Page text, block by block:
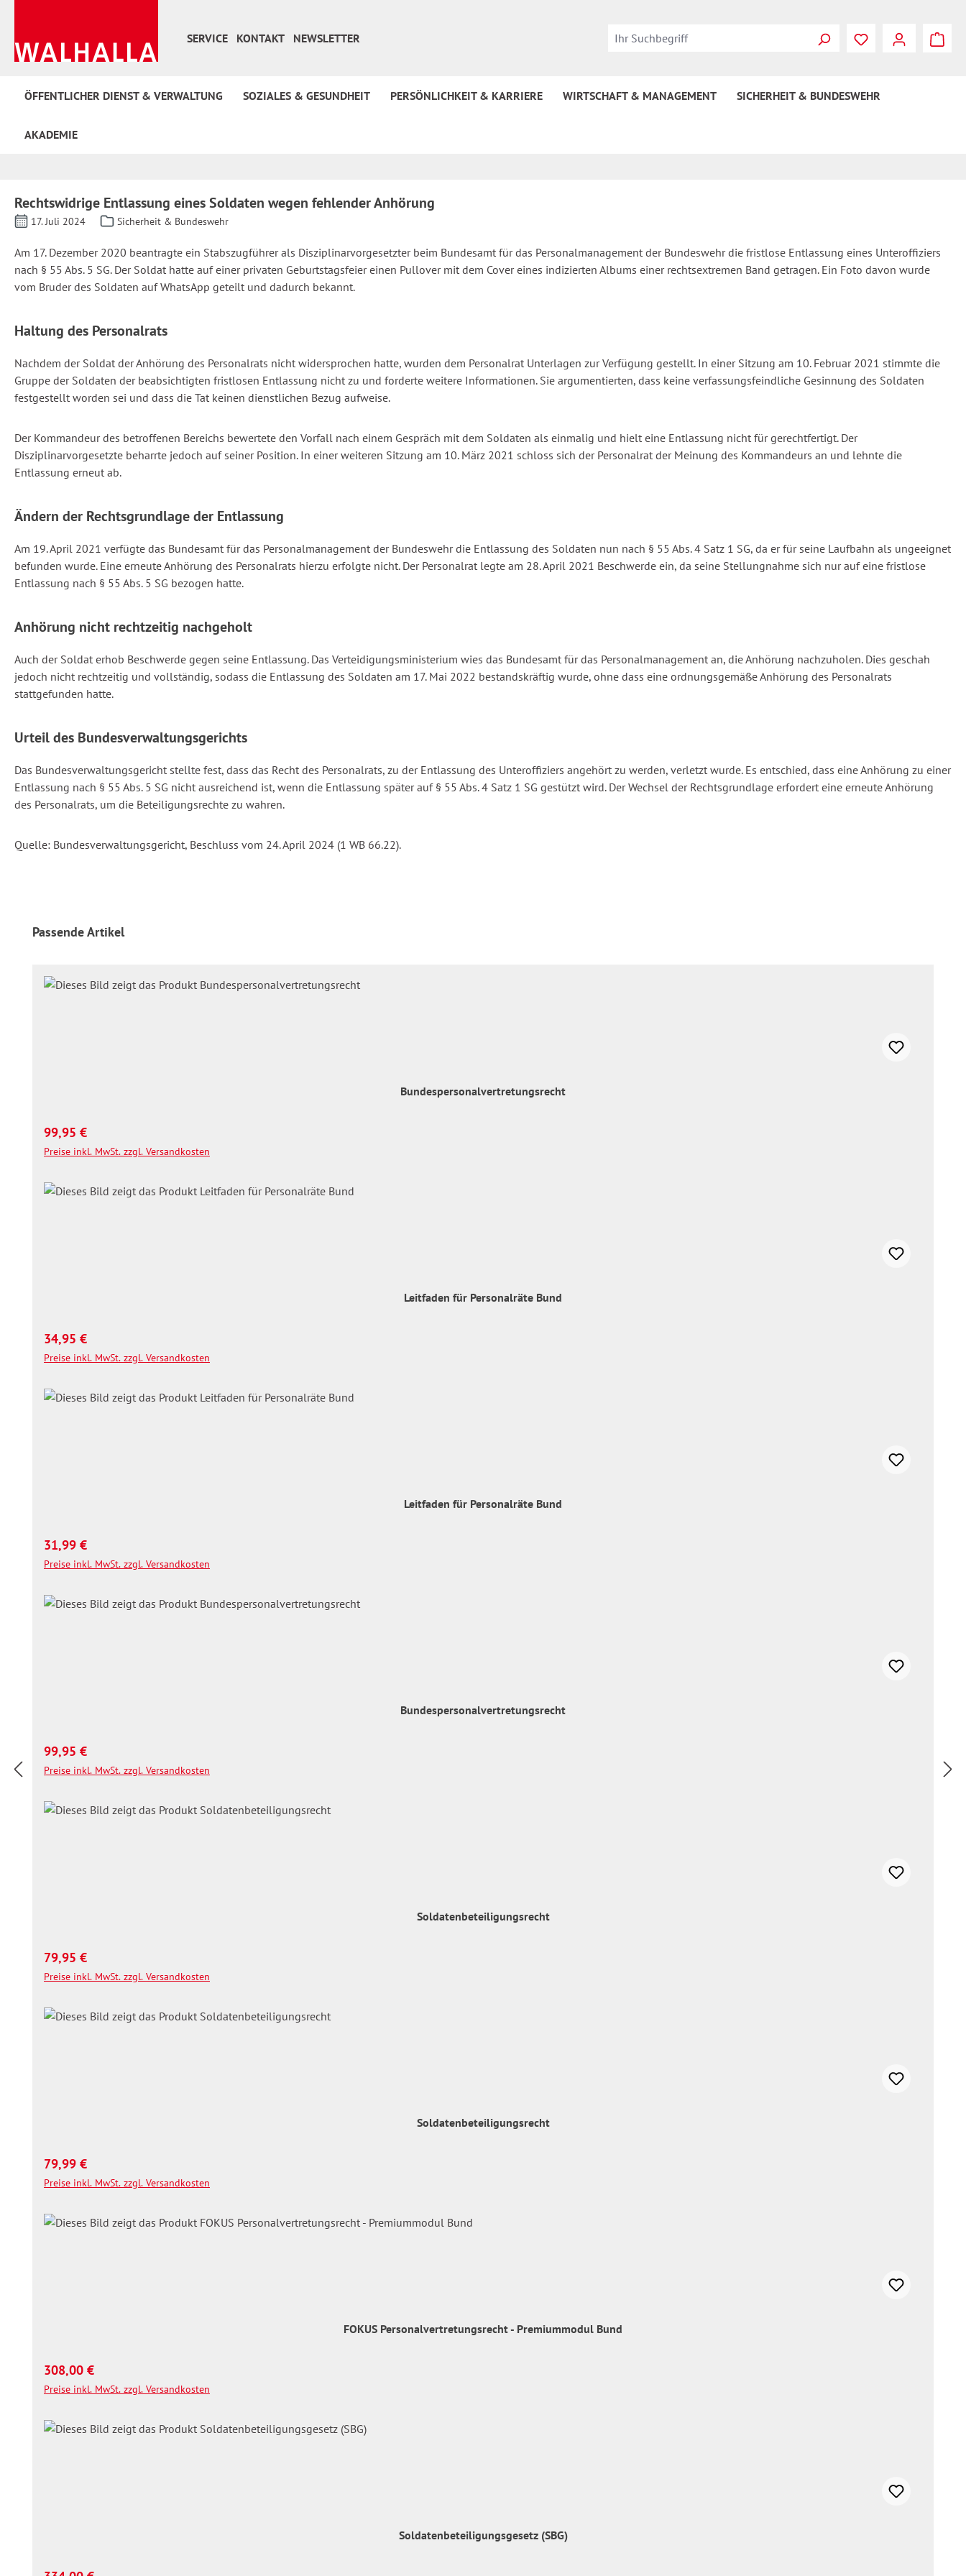
SERVICE
KONTAKT NEWSLETTER
ÖFFENTLICHER DIENST & VERWALTUNG SOZIALES & GESUNDHEIT PERSÖNLICHKEIT & KARRIERE WIRTSCHAFT & MANAGEMENT SICHERHEIT & BUNDESWEHR
AKADEMIE
Rechtswidrige Entlassung eines Soldaten wegen fehlender Anhörung
17. Juli 2024 Sicherheit & Bundeswehr
Am 17. Dezember 2020 beantragte ein Stabszugführer als Disziplinarvorgesetzter beim Bundesamt für das Personalmanagement der Bundeswehr die fristlose Entlassung eines Unteroffiziers
nach § 55 Abs. 5 SG. Der Soldat hatte auf einer privaten Geburtstagsfeier einen Pullover mit dem Cover eines indizierten Albums einer rechtsextremen Band getragen. Ein Foto davon wurde
vom Bruder des Soldaten auf WhatsApp geteilt und dadurch bekannt.
Haltung des Personalrats
Nachdem der Soldat der Anhörung des Personalrats nicht widersprochen hatte, wurden dem Personalrat Unterlagen zur Verfügung gestellt. In einer Sitzung am 10. Februar 2021 stimmte die
Gruppe der Soldaten der beabsichtigten fristlosen Entlassung nicht zu und forderte weitere Informationen. Sie argumentierten, dass keine verfassungsfeindliche Gesinnung des Soldaten
festgestellt worden sei und dass die Tat keinen dienstlichen Bezug aufweise.
Der Kommandeur des betroffenen Bereichs bewertete den Vorfall nach einem Gespräch mit dem Soldaten als einmalig und hielt eine Entlassung nicht für gerechtfertigt. Der
Disziplinarvorgesetzte beharrte jedoch auf seiner Position. In einer weiteren Sitzung am 10. März 2021 schloss sich der Personalrat der Meinung des Kommandeurs an und lehnte die
Entlassung erneut ab.
Ändern der Rechtsgrundlage der Entlassung
Am 19. April 2021 verfügte das Bundesamt für das Personalmanagement der Bundeswehr die Entlassung des Soldaten nun nach § 55 Abs. 4 Satz 1 SG, da er für seine Laufbahn als ungeeignet
befunden wurde. Eine erneute Anhörung des Personalrats hierzu erfolgte nicht. Der Personalrat legte am 28. April 2021 Beschwerde ein, da seine Stellungnahme sich nur auf eine fristlose
Entlassung nach § 55 Abs. 5 SG bezogen hatte.
Anhörung nicht rechtzeitig nachgeholt
Auch der Soldat erhob Beschwerde gegen seine Entlassung. Das Verteidigungsministerium wies das Bundesamt für das Personalmanagement an, die Anhörung nachzuholen. Dies geschah
jedoch nicht rechtzeitig und vollständig, sodass die Entlassung des Soldaten am 17. Mai 2022 bestandskräftig wurde, ohne dass eine ordnungsgemäße Anhörung des Personalrats
stattgefunden hatte.
Urteil des Bundesverwaltungsgerichts
Das Bundesverwaltungsgericht stellte fest, dass das Recht des Personalrats, zu der Entlassung des Unteroffiziers angehört zu werden, verletzt wurde. Es entschied, dass eine Anhörung zu einer
Entlassung nach § 55 Abs. 5 SG nicht ausreichend ist, wenn die Entlassung später auf § 55 Abs. 4 Satz 1 SG gestützt wird. Der Wechsel der Rechtsgrundlage erfordert eine erneute Anhörung
des Personalrats, um die Beteiligungsrechte zu wahren.
Quelle: Bundesverwaltungsgericht, Beschluss vom 24. April 2024 (1 WB 66.22).
Produktgalerie überspringen
Passende Artikel
Bundespersonalvertretungsrecht
Regulärer Preis:
99,95 €
Preise inkl. MwSt. zzgl. Versandkosten
Leitfaden für Personalräte Bund
Regulärer Preis:
34,95 €
Preise inkl. MwSt. zzgl. Versandkosten
Leitfaden für Personalräte Bund
Regulärer Preis:
31,99 €
Preise inkl. MwSt. zzgl. Versandkosten
Bundespersonalvertretungsrecht
Regulärer Preis:
99,95 €
Preise inkl. MwSt. zzgl. Versandkosten
Soldatenbeteiligungsrecht
Regulärer Preis:
79,95 €
Preise inkl. MwSt. zzgl. Versandkosten
Soldatenbeteiligungsrecht
Regulärer Preis:
79,99 €
Preise inkl. MwSt. zzgl. Versandkosten
FOKUS Personalvertretungsrecht - Premiummodul Bund
Regulärer Preis:
308,00 €
Preise inkl. MwSt. zzgl. Versandkosten
Soldatenbeteiligungsgesetz (SBG)